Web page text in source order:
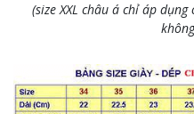
(size XXL châu á chỉ áp